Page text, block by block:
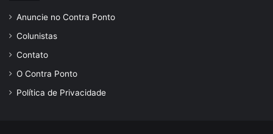
Anuncie no Contra Ponto
Colunistas
Contato
O Contra Ponto
Política de Privacidade